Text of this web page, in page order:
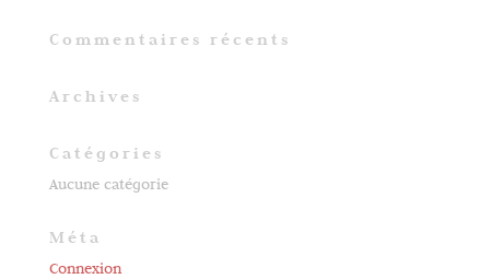
Commentaires récents
Archives
Catégories
Aucune catégorie
Méta
Connexion